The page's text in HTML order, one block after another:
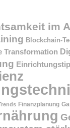
im
Blockchain-
Transformation
Finanzplanung